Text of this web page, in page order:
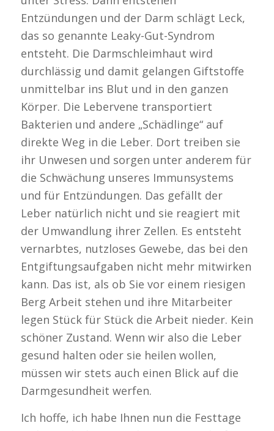
Entzündungen und der Darm schlägt Leck,
das so genannte Leaky-Gut-Syndrom
entsteht. Die Darmschleimhaut wird
durchlässig und damit gelangen Giftstoffe
unmittelbar ins Blut und in den ganzen
Körper. Die Lebervene transportiert
Bakterien und andere „Schädlinge“ auf
direkte Weg in die Leber. Dort treiben sie
ihr Unwesen und sorgen unter anderem für
die Schwächung unseres Immunsystems
und für Entzündungen. Das gefällt der
Leber natürlich nicht und sie reagiert mit
der Umwandlung ihrer Zellen. Es entsteht
vernarbtes, nutzloses Gewebe, das bei den
Entgiftungsaufgaben nicht mehr mitwirken
kann. Das ist, als ob Sie vor einem riesigen
Berg Arbeit stehen und ihre Mitarbeiter
legen Stück für Stück die Arbeit nieder. Kein
schöner Zustand. Wenn wir also die Leber
gesund halten oder sie heilen wollen,
müssen wir stets auch einen Blick auf die
Darmgesundheit werfen.
Ich hoffe, ich habe Ihnen nun die Festtage